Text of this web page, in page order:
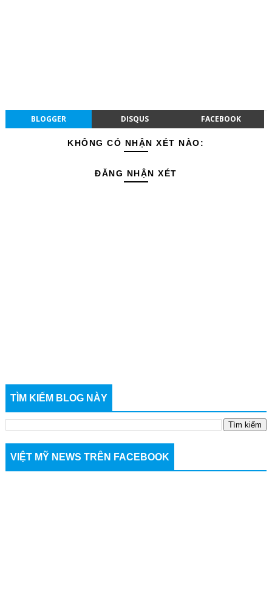
BLOGGER DISQUS FACEBOOK
KHÔNG CÓ NHẬN XÉT NÀO:
ĐĂNG NHẬN XÉT
TÌM KIẾM BLOG NÀY
VIỆT MỸ NEWS TRÊN FACEBOOK